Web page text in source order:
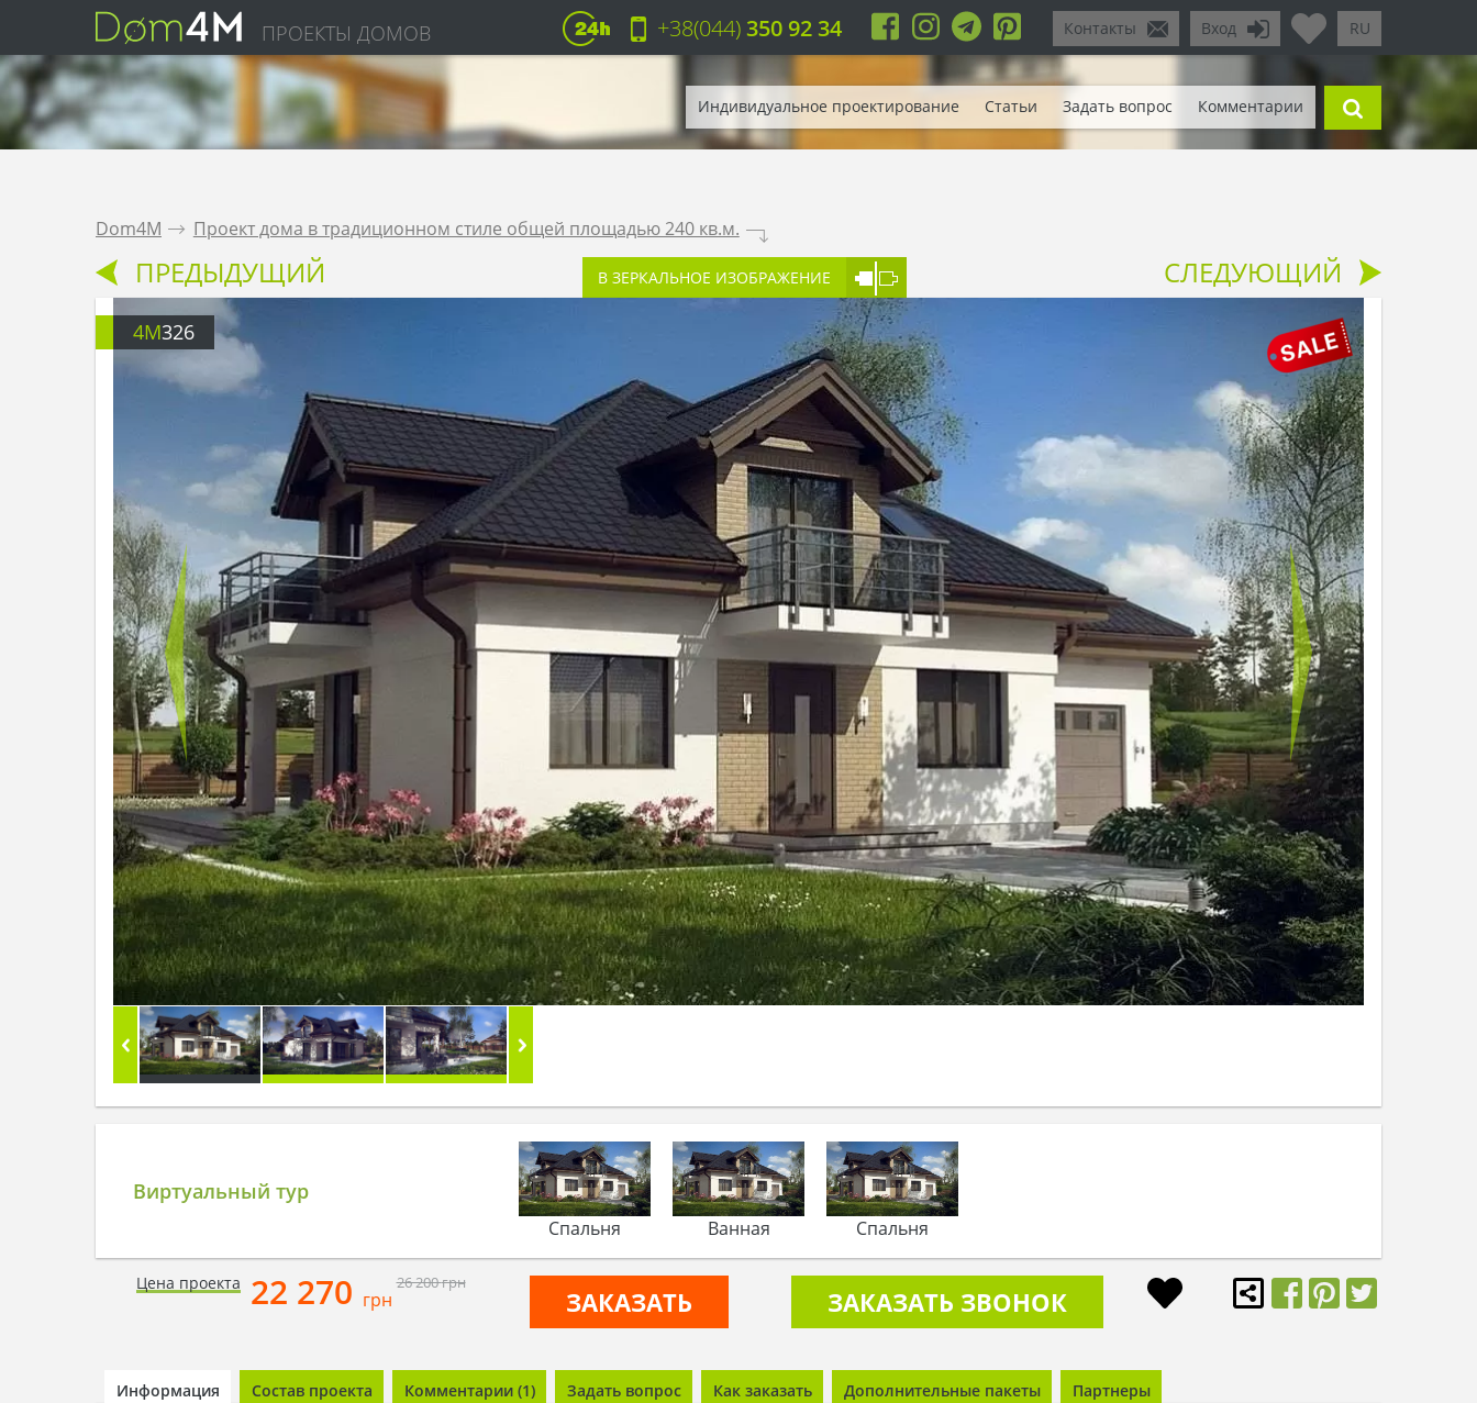
ПРОЕКТЫ ДОМОВ RU
Вход
Контакты
+38(044)350 92 34
Индивидуальное проектирование Статьи Задать вопрос Комментарии
Dom4M . Проект дома в традиционном стиле общей площадью 240 кв.м. .
ПРЕДЫДУЩИЙ В ЗЕРКАЛЬНОЕ ИЗОБРАЖЕНИЕ СЛЕДУЮЩИЙ
4M326
Виртуальный тур
Спальня Ванная Спальня
Цена проекта 22 270 грн
26 200грн
ЗАКАЗАТЬ ЗАКАЗАТЬ ЗВОНОК
Информация Состав проекта Комментарии (1) Задать вопрос Как заказать Дополнительные пакеты Партнеры